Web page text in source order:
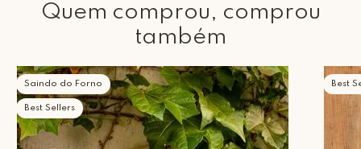
Quem comprou, comprou
também
Saindo do Forno
Best Sellers
Best